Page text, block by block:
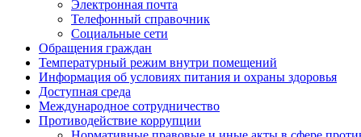
Электронная почта
Телефонный справочник
Социальные сети
Обращения граждан
Температурный режим внутри помещений
Информация об условиях питания и охраны здоровья
Доступная среда
Международное сотрудничество
Противодействие коррупции